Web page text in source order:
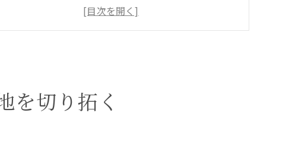
アート視点で造園の魅力を再発見する方法
造園業界で注目されるアート融合の背景
造園で独立開業する際のアート戦略
アートを活かした造園の実践的な進め方
を切り拓く